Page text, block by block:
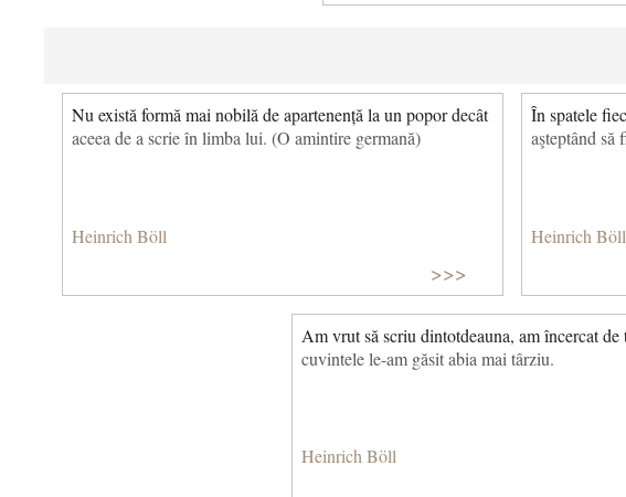
Nu există formă mai nobilă de apartenență la un popor decât
aceea de a scrie în limba lui. (O amintire germană)
Heinrich Böll
>>>
În spatele
aşteptând să
Heinrich Böll
Am vrut să scriu dintotdeauna, am încercat
cuvintele le-am găsit abia mai târziu.
Heinrich Böll